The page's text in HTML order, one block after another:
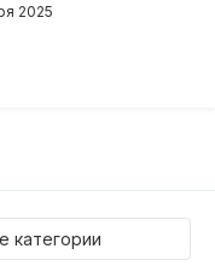
2025
категории